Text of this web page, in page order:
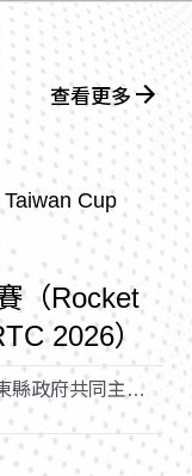
查看更多
（Rocket
2026）
縣政府共同主辦
Taiwan Cup